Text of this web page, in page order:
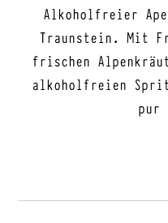
Alkoholfreier
Traunstein. Mit
frischen
alkoholfreien
pur